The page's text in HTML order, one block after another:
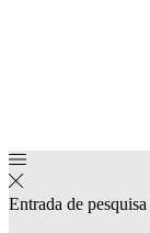
Entrada de pesquisa